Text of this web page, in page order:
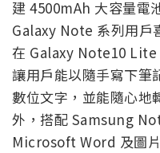
建 4500mAh 大容量電
Galaxy Note 系列用戶
在 Galaxy Note10 Lite
讓用戶能以隨手寫下筆
數位文字，並能隨心地
外，搭配 Samsung
Microsoft Word 及圖